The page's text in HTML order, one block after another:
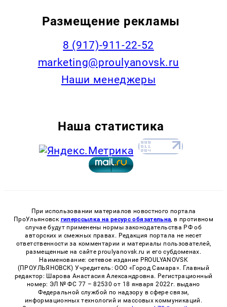
Размещение рекламы
8 (917)-911-22-52
marketing@proulyanovsk.ru
Наши менеджеры
Наша статистика
При использовании материалов новостного портала
ПроУльяновск гиперссылка на ресурс обязательна, в противном
случае будут применены нормы законодательства РФ об
авторских и смежных правах. Редакция портала не несет
ответственности за комментарии и материалы пользователей,
размещенные на сайте proulyanovsk.ru и его субдоменах.
Наименование: сетевое издание PROULYANOVSK
(ПРОУЛЬЯНОВСК) Учредитель: ООО «Город Самара». Главный
редактор: Шарова Анастасия Александровна. Регистрационный
номер: ЭЛ № ФС 77 – 82530 от 18 января 2022г. выдано
Федеральной службой по надзору в сфере связи,
информационных технологий и массовых коммуникаций.